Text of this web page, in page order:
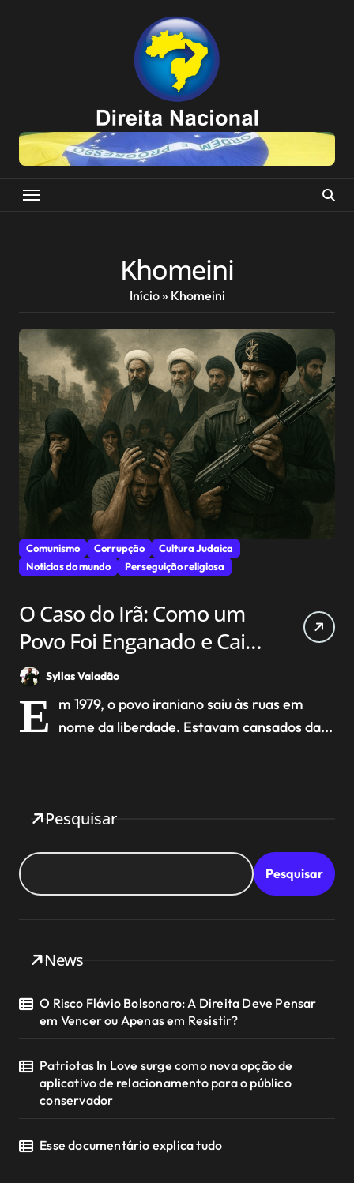
Khomeini
Início» Khomeini
Comunismo Corrupção
Cultura Judaica
Noticias do mundo
Perseguição religiosa
O Caso do Irã: Como um
Povo Foi Enganado e Caiu
em uma Ditadura
Religiosa
Syllas Valadão
E
m 1979, o povo iraniano saiu às ruas em
nome da liberdade. Estavam cansados da...
Pesquisar
Pesquisar
News
O Risco Flávio Bolsonaro: A Direita Deve Pensar
em Vencer ou Apenas em Resistir?
Patriotas In Love surge como nova opção de
aplicativo de relacionamento para o público
conservador
Esse documentário explica tudo